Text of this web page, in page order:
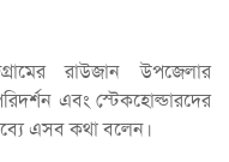
রাউজান উপজেলার
এবং স্টেকহোল্ডারদের
এসব কথা বলেন।